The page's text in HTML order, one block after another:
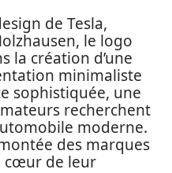
de Tesla,
le logo
la création d’une
minimaliste
sophistiquée, une
recherchent
moderne.
des marques
cœur de leur